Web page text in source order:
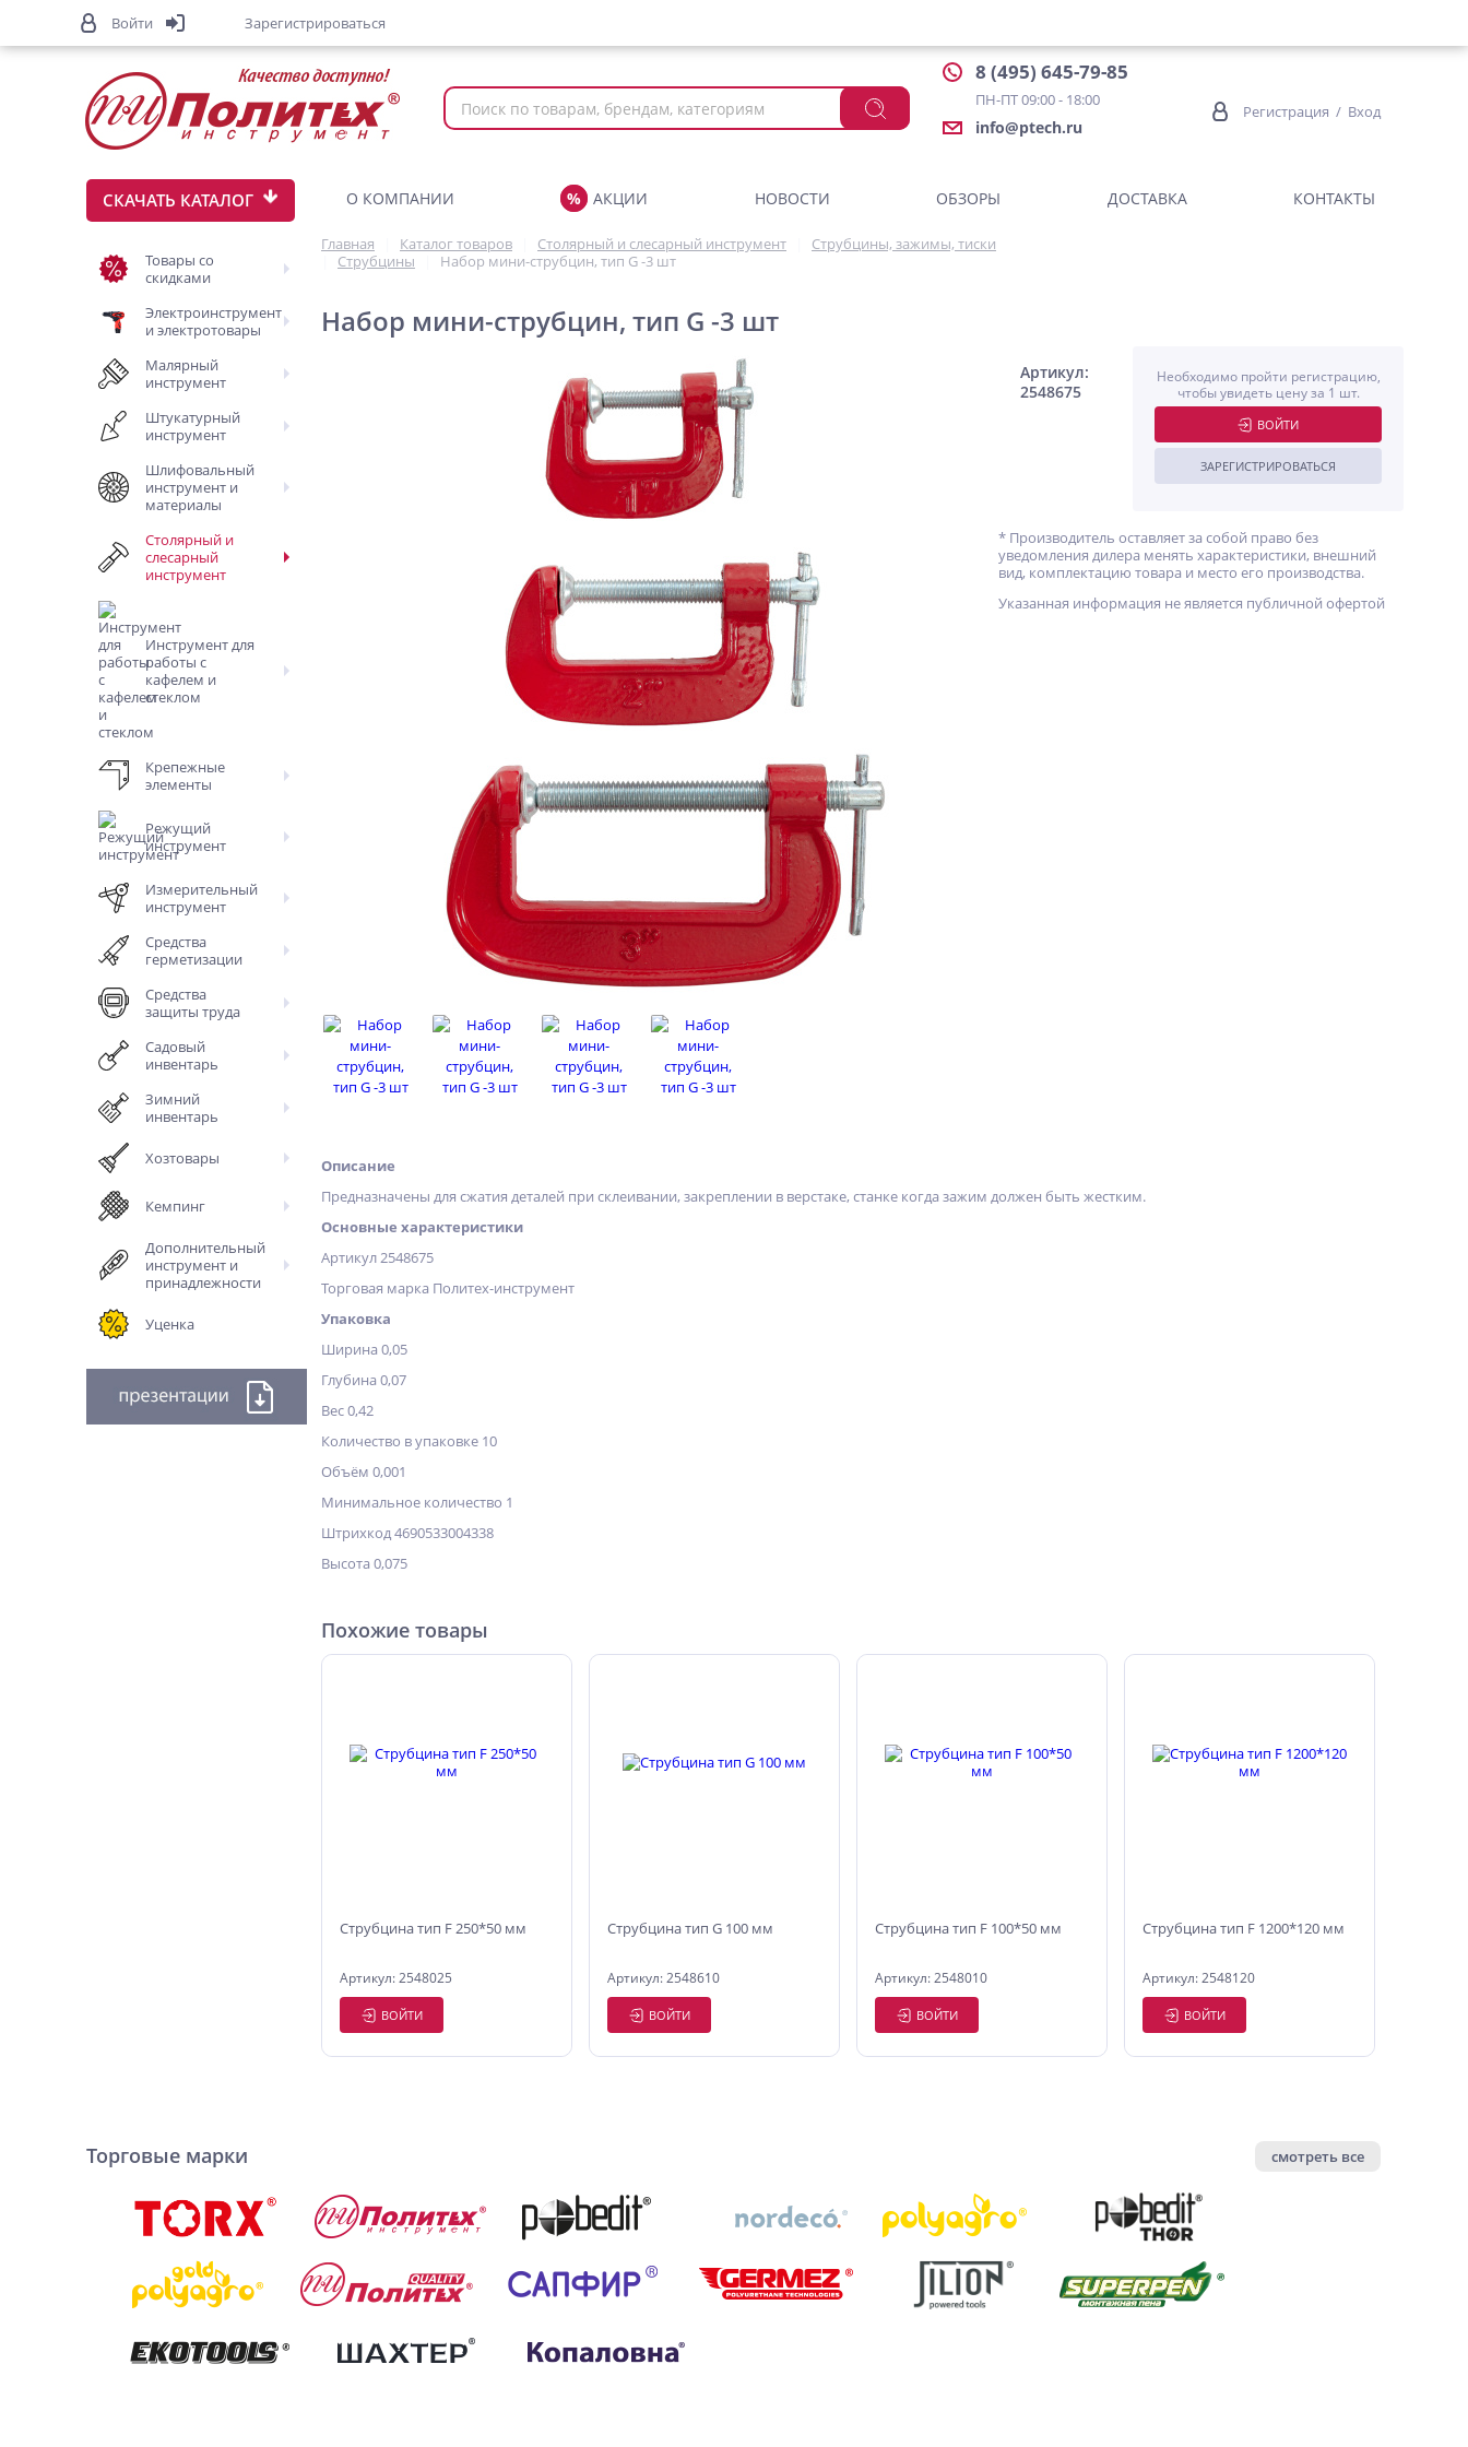
8 (495) 645-79-85
ПН-ПТ 09:00 - 18:00
info@ptech.ru
Регистрация / Вход
СКАЧАТЬ КАТАЛОГ
Товары со
скидками
Электроинструмент
и электротовары
Малярный
инструмент
Штукатурный
инструмент
Шлифовальный
инструмент и
материалы
Столярный и
слесарный
инструмент
Инструмент для
работы с
кафелем и
стеклом
Крепежные
элементы
Режущий
инструмент
Измерительный
инструмент
Средства
герметизации
Средства
защиты труда
Садовый
инвентарь
Зимний
инвентарь
Хозтовары
Кемпинг
Дополнительный
инструмент и
принадлежности
Уценка
О КОМПАНИИ АКЦИИ НОВОСТИ ОБЗОРЫ ДОСТАВКА КОНТАКТЫ
Главная Каталог товаров Столярный и слесарный инструмент
Струбцины, зажимы, тиски
Струбцины
Набор мини-струбцин, тип G -3 шт
Набор мини-струбцин, тип G -3 шт
Артикул:
2548675
Необходимо пройти регистрацию,
чтобы увидеть цену за 1 шт.
ВОЙТИ
ЗАРЕГИСТРИРОВАТЬСЯ
* Производитель оставляет за собой право без
уведомления дилера менять характеристики, внешний
вид, комплектацию товара и место его производства.
Указанная информация не является публичной офертой
Описание
Предназначены для сжатия деталей при склеивании, закреплении в верстаке, станке когда зажим должен быть жестким.
Основные характеристики
Артикул 2548675
Торговая марка Политех-инструмент
Упаковка
Ширина 0,05
Глубина 0,07
Вес 0,42
Количество в упаковке 10
Объём 0,001
Минимальное количество 1
Штрихкод 4690533004338
Высота 0,075
Похожие товары
Струбцина тип F 250*50 мм
Артикул: 2548025
ВОЙТИ
Струбцина тип G 100 мм
Артикул: 2548610
ВОЙТИ
Струбцина тип F 100*50 мм
Артикул: 2548010
ВОЙТИ
Струбцина тип F 1200*120 мм
Артикул: 2548120
ВОЙТИ
Торговые марки смотреть все
Войти Зарегистрироваться